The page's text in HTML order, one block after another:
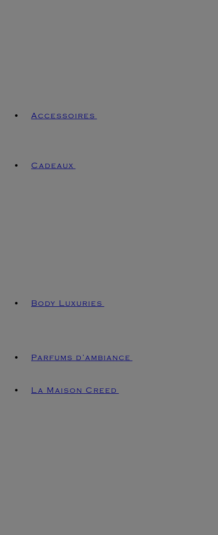
Accessoires
Cadeaux
Body Luxuries
Parfums d’ambiance
La Maison Creed